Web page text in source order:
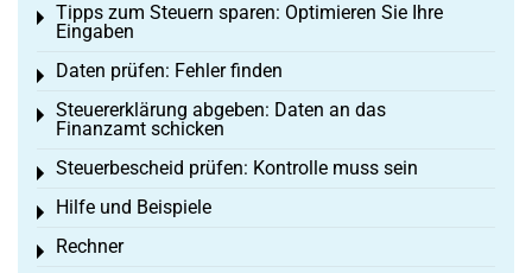
Tipps zum Steuern sparen: Optimieren Sie Ihre
Eingaben
Toggle menu
Daten prüfen: Fehler finden
Toggle menu
Steuererklärung abgeben: Daten an das
Finanzamt schicken
Toggle menu
Steuerbescheid prüfen: Kontrolle muss sein
Toggle menu
Hilfe und Beispiele
Toggle menu
Rechner
Toggle menu